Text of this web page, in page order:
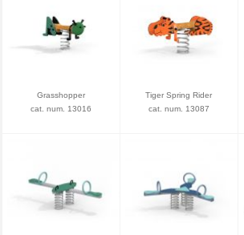
Grasshopper
cat. num. 13016
Tiger Spring Rider
cat. num. 13087